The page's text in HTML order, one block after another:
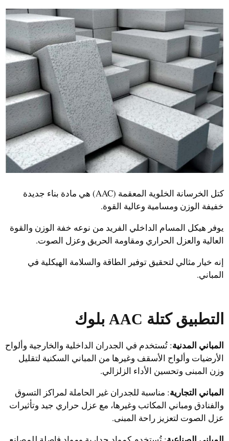
كتل الخرسانة الخلوية المعقمة (AAC) هي مادة بناء جديدة
خفيفة الوزن ومسامية وعالية القوة.
يوفر هيكل المسام الداخلي الفريد من نوعه خفة الوزن والقوة
العالية والعزل الحراري ومقاومة الحريق وعزل الصوت.
إنه خيار مثالي لتحقيق توفير الطاقة والسلامة الهيكلية في
المباني.
التطبيقكتلة AAC بلوك
المباني المدنية: تُستخدم في الجدران الداخلية والخارجية وألواح
الأرضيات وألواح الأسقف وغيرها من المباني السكنية لتقليل
وزن المبنى وتحسين الأداء الزلزالي.
المباني التجارية: مناسبة للجدران غير الحاملة لمراكز التسوق
والفنادق ومباني المكاتب وغيرها، مع عزل حراري جيد وتأثيرات
عزل الصوت لتعزيز راحة المبنى.
Portuguese
German
Italian
Indonesian
Malay